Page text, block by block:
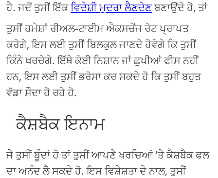
ਹੈ. ਜਦੋਂ ਤੁਸੀਂ ਇੱਕਵਿਦੇਸ਼ੀ ਮੁਦਰਾ ਲੈਣਦੇਣਬਣਾਉਂਦੇ ਹੋ, ਤਾਂ
ਤੁਸੀਂ ਹਮੇਸ਼ਾਂ ਰੀਅਲ-ਟਾਈਮ ਐਕਸਚੇਂਜ ਰੇਟ ਪ੍ਰਾਪਤ
ਕਰੋਗੇ, ਇਸ ਲਈ ਤੁਸੀਂ ਬਿਲਕੁਲ ਜਾਣਦੇ ਹੋਵੋਗੇ ਕਿ ਤੁਸੀਂ
ਕਿੰਨੇ ਖਰਚੇਗੇ. ਇੱਥੇ ਕੋਈ ਨਿਸ਼ਾਨ ਜਾਂ ਛੁਪੀਆਂ ਫੀਸ ਨਹੀਂ
ਹਨ, ਇਸ ਲਈ ਤੁਸੀਂ ਭਰੋਸਾ ਕਰ ਸਕਦੇ ਹੋ ਕਿ ਤੁਸੀਂ ਬਹੁਤ
ਵੱਡਾ ਸੌਦਾ ਹੋ ਰਹੇ ਹੋ.
ਕੈਸ਼ਬੈਕ ਇਨਾਮ
ਜੇ ਤੁਸੀਂ ਬੂੰਦਾਂ ਹੋ ਤਾਂ ਤੁਸੀਂ ਆਪਣੇ ਖਰਚਿਆਂ 'ਤੇ ਕੈਸ਼ਬੈਕ ਫਲ
ਦਾ ਅਨੰਦ ਲੈ ਸਕਦੇ ਹੋ. ਇਸ ਵਿਸ਼ੇਸ਼ਤਾ ਦੇ ਨਾਲ, ਤੁਸੀਂ